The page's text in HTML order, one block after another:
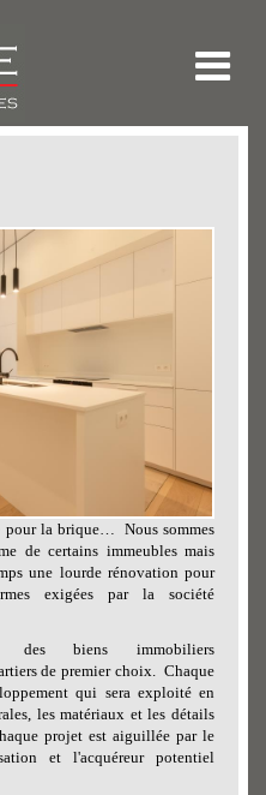
pour la brique… Nous sommes
de certains immeubles mais
une lourde rénovation pour
exigées par la société
biens immobiliers
de premier choix. Chaque
qui sera exploité en
les matériaux et les détails
projet est aiguillée par le
et l'acquéreur potentiel